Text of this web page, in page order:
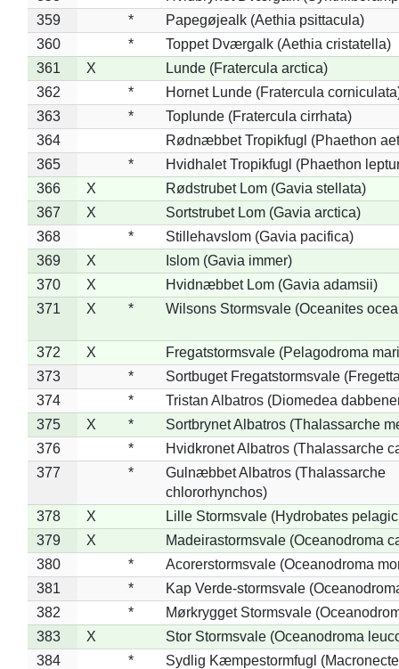
359
*
Papegøjealk (Aethia psittacula)
360
*
Toppet Dværgalk (Aethia cristatella)
361
X
Lunde (Fratercula arctica)
362
*
Hornet Lunde (Fratercula
363
*
Toplunde (Fratercula cirrhata)
364
Rødnæbbet Tropikfugl (Phaethon
365
*
Hvidhalet Tropikfugl (Phaethon
366
X
Rødstrubet Lom (Gavia stellata)
367
X
Sortstrubet Lom (Gavia arctica)
368
*
Stillehavslom (Gavia pacifica)
369
X
Islom (Gavia immer)
370
X
Hvidnæbbet Lom (Gavia adamsii)
371
X * Wilsons Stormsvale (Oceanites
372 X
Fregatstormsvale (Pelagodroma
373
*
Sortbuget Fregatstormsvale
374
*
Tristan Albatros (Diomedea
375
X *
Sortbrynet Albatros (Thalassarche
376
*
Hvidkronet Albatros (Thalassarche
377
*
Gulnæbbet Albatros (Thalassarche
chlororhynchos)
378
X
Lille Stormsvale (Hydrobates
379
X
Madeirastormsvale (Oceanodroma
380
*
Acorerstormsvale (Oceanodroma
381
*
Kap Verde-stormsvale
382
*
Mørkrygget Stormsvale
383
X
Stor Stormsvale (Oceanodroma
384
*
Sydlig Kæmpestormfugl